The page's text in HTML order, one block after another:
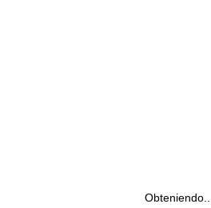
Obteniendo...